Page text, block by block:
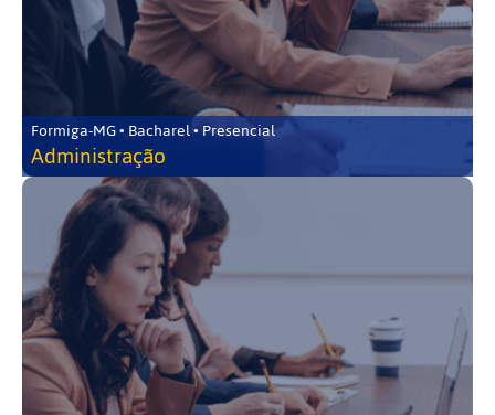
Formiga-MG • Bacharel • Presencial
Administração